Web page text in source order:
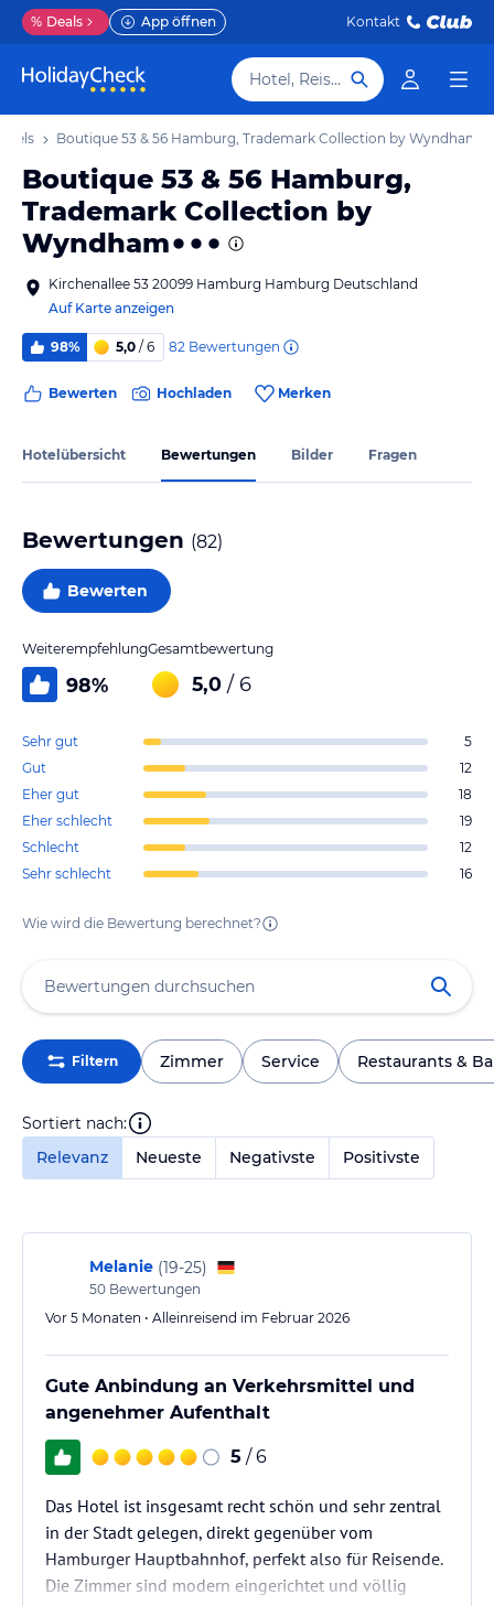
% Deals App öffnen Kontakt
Hotel, Reiseziel
Boutique 53 & 56 Hamburg, Trademark Collection by Wyndham
Boutique 53 & 56 Hamburg,
Trademark Collection by
Wyndham
Kirchenallee 53 20099 Hamburg Hamburg Deutschland
Auf Karte anzeigen
98% 5,0 / 6 82 Bewertungen
Bewerten Hochladen Merken
Hotelübersicht Bewertungen Bilder Fragen
Bewertungen (82)
Bewerten
Weiterempfehlung
98%
Gesamtbewertung
5,0 / 6
Sehr gut
5
Gut
12
Eher gut
18
Eher schlecht
19
Schlecht
12
Sehr schlecht
16
Wie wird die Bewertung berechnet?
Filtern Zimmer Service Restaurants &
Sortiert nach:
Relevanz
Neueste Negativste Positivste
Melanie (19-25)
50 Bewertungen
Vor 5 Monaten • Alleinreisend im Februar 2026
Gute Anbindung an Verkehrsmittel und
angenehmer Aufenthalt
5 / 6
Das Hotel ist insgesamt recht schön und sehr zentral
in der Stadt gelegen, direkt gegenüber vom
Hamburger Hauptbahnhof, perfekt also für Reisende.
Die Zimmer sind modern eingerichtet und völlig